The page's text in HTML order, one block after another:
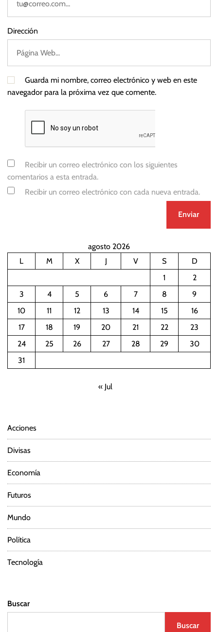
Dirección
Guarda mi nombre, correo electrónico y web en este
navegador para la próxima vez que comente.
Recibir un correo electrónico con los siguientes
comentarios a esta entrada.
Recibir un correo electrónico con cada nueva entrada.
agosto 2026
L
M X J V S
D
1
2
3
4 5 6 7 8
9
10
11 12 13 14 15
16
17
18 19 20 21 22
23
24
25 26 27 28 29
30
31
« Jul
Acciones
Divisas
Economía
Futuros
Mundo
Política
Tecnología
Buscar
Buscar